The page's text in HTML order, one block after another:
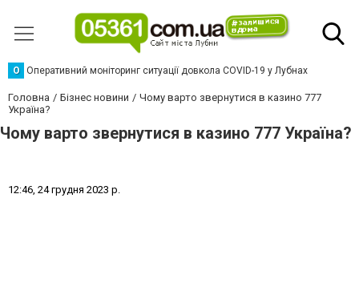
О Оперативний моніторинг ситуації довкола COVID-19 у Лубнах
Головна Бізнес новини
Чому варто звернутися в казино 777
Україна?
Чому варто звернутися в казино 777 Україна?
12:46, 24грудня 2023 р.